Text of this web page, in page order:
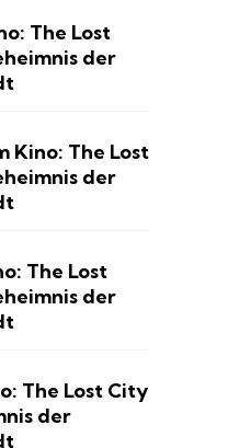
The Lost
der
Kino: The Lost
der
The Lost
der
The Lost City
der